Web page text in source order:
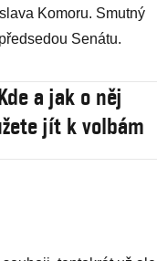
Komoru. Smutný
Senátu.
a jak o něj
jít k volbám